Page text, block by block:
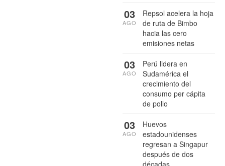
Repsol acelera la hoja
de ruta de Bimbo
hacia las cero
emisiones netas
03
AGO
Perú lidera en
Sudamérica el
crecimiento del
consumo per cápita
de pollo
03
AGO
Huevos
estadounidenses
regresan a Singapur
después de dos
03
AGO